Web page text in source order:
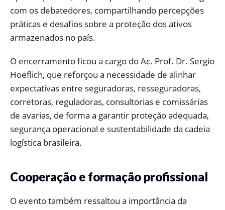
com os debatedores, compartilhando percepções
práticas e desafios sobre a proteção dos ativos
armazenados no país.
O encerramento ficou a cargo do Ac. Prof. Dr. Sergio
Hoeflich, que reforçou a necessidade de alinhar
expectativas entre seguradoras, resseguradoras,
corretoras, reguladoras, consultorias e comissárias
de avarias, de forma a garantir proteção adequada,
segurança operacional e sustentabilidade da cadeia
logística brasileira.
Cooperação e formação profissional
O evento também ressaltou a importância da